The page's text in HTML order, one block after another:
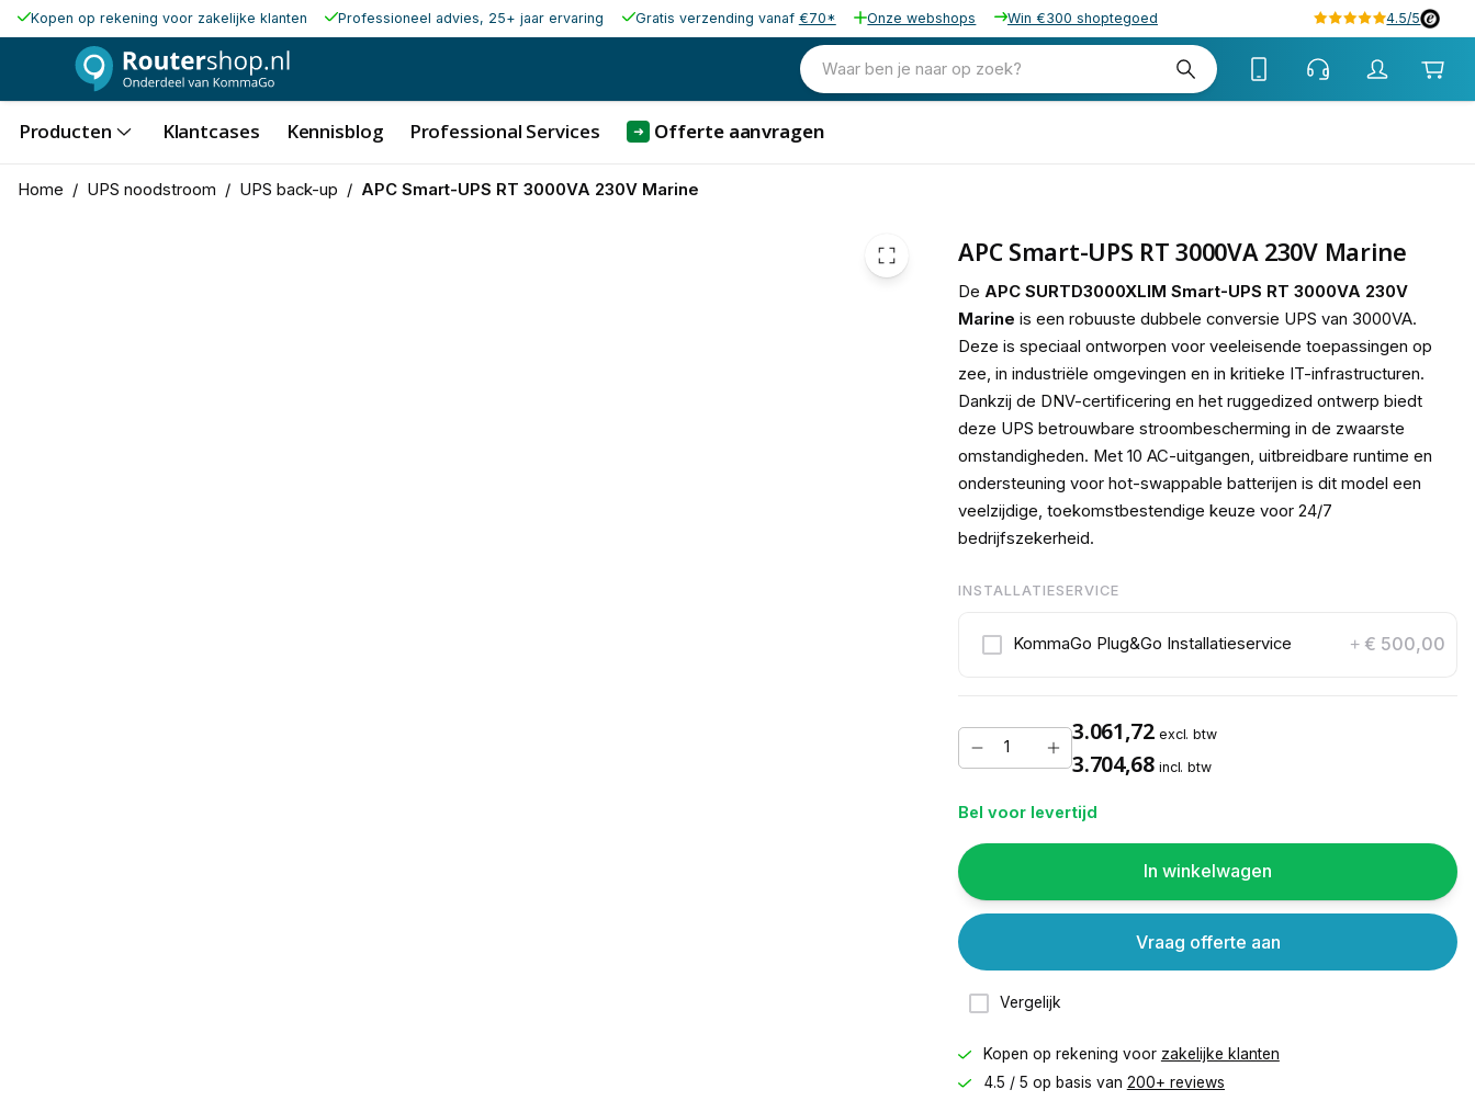
Kopen op rekening voor zakelijke klanten Professioneel advies, 25+ jaar ervaring Gratis verzending vanaf €70* Onze webshops Win €300 shoptegoed 4.5/5
Waar ben je naar op zoek?
Producten Klantcases Kennisblog Professional Services ➜ Offerte aanvragen
Home / UPS noodstroom / UPS back-up / APC Smart-UPS RT 3000VA 230V Marine
APC Smart-UPS RT 3000VA 230V Marine
De APC SURTD3000XLIM Smart-UPS RT 3000VA 230V
Marine is een robuuste dubbele conversie UPS van 3000VA.
Deze is speciaal ontworpen voor veeleisende toepassingen op
zee, in industriële omgevingen en in kritieke IT-infrastructuren.
Dankzij de DNV-certificering en het ruggedized ontwerp biedt
deze UPS betrouwbare stroombescherming in de zwaarste
omstandigheden. Met 10 AC-uitgangen, uitbreidbare runtime en
ondersteuning voor hot-swappable batterijen is dit model een
veelzijdige, toekomstbestendige keuze voor 24/7
bedrijfszekerheid.
INSTALLATIESERVICE
KommaGo Plug&Go Installatieservice + € 500,00
3.061,72 excl. btw
3.704,68 incl. btw
Bel voor levertijd
In winkelwagen
Vergelijk
Vraag offerte aan
Kopen op rekening voor zakelijke klanten
4.5 / 5 op basis van 200+ reviews
3.061,72 excl. btw
3.704,68 incl. btw